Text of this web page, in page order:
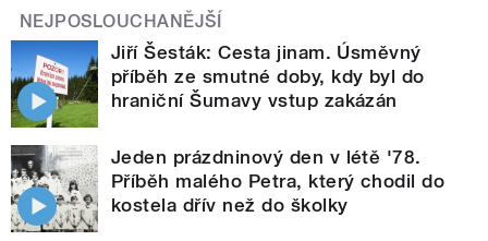
NEJPOSLOUCHANĚJŠÍ
Jiří Šesták: Cesta jinam. Úsměvný
příběh ze smutné doby, kdy byl do
hraniční Šumavy vstup zakázán
Jeden prázdninový den v létě '78.
Příběh malého Petra, který chodil do
kostela dřív než do školky